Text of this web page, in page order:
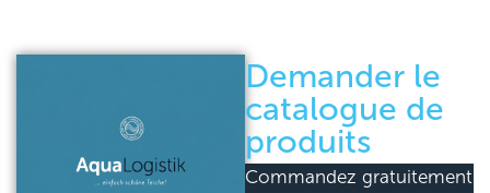
Demander le
catalogue de
produits
Commandez gratuitement